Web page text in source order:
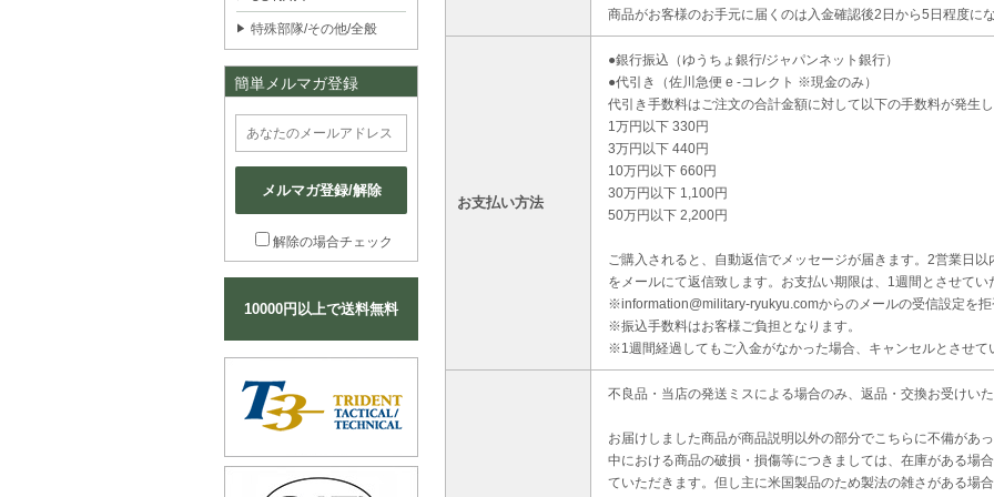
特殊部隊/その他/全般
簡単メルマガ登録
メルマガ登録/解除
解除の場合チェック
10000円以上で送料無料
商品がお客様のお手元に届くのは入金確認後2日から5日程度に
お支払い方法
●銀行振込（ゆうちょ銀行/ジャパンネット銀行）
●代引き（佐川急便 e -コレクト ※現金のみ）
代引き手数料はご注文の合計金額に対して以下の手数料が発生
1万円以下 330円
3万円以下 440円
10万円以下 660円
30万円以下 1,100円
50万円以下 2,200円
ご購入されると、自動返信でメッセージが届きます。2営業日
をメールにて返信致します。お支払い期限は、1週間とさせてい
※information@military-ryukyu.comからのメールの受信設定を
※振込手数料はお客様ご負担となります。
※1週間経過してもご入金がなかった場合、キャンセルとさせて
不良品・当店の発送ミスによる場合のみ、返品・交換お受けい
お届けしました商品が商品説明以外の部分でこちらに不備があ
中における商品の破損・損傷等につきましては、在庫がある場
ていただきます。但し主に米国製品のため製法の雑さがある場